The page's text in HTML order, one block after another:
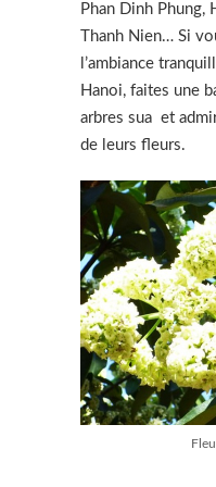
Phan Dinh Phung,
Thanh Nien… Si
l’ambiance
Hanoi, faites une
arbres sua et
de leurs fleurs.